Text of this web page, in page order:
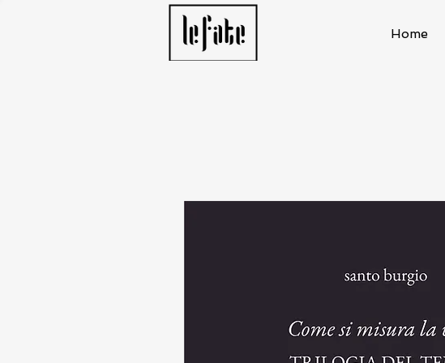
Home